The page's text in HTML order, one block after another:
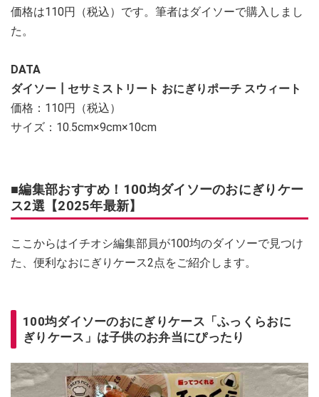
価格は110円（税込）です。筆者はダイソーで購入しまし
た。
DATA
ダイソー┃セサミストリート おにぎりポーチ スウィート
価格：110円（税込）
サイズ：10.5cm×9cm×10cm
■編集部おすすめ！100均ダイソーのおにぎりケー
ス2選【2025年最新】
ここからはイチオシ編集部員が100均のダイソーで見つけ
た、便利なおにぎりケース2点をご紹介します。
100均ダイソーのおにぎりケース「ふっくらおに
ぎりケース」は子供のお弁当にぴったり